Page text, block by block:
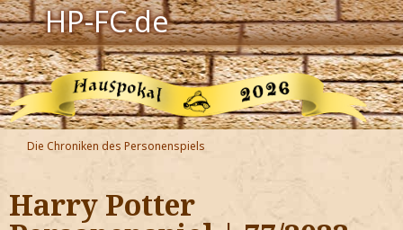
HP-FC.de
Navigation
Harry Potter
Der HP-FC
Hogwarts
Die Chroniken des Personenspiels
Harry Potter